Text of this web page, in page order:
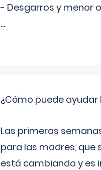
- Desgarros y menor
...
¿Cómo puede
Las primeras
para las madres, que
está cambiando y es